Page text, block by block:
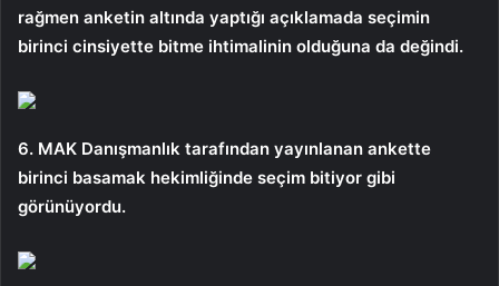
rağmen anketin altında yaptığı açıklamada seçimin
birinci cinsiyette bitme ihtimalinin olduğuna da değindi.
6. MAK Danışmanlık tarafından yayınlanan ankette
birinci basamak hekimliğinde seçim bitiyor gibi
görünüyordu.